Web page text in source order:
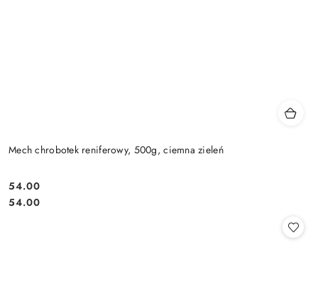
Mech chrobotek reniferowy, 500g, ciemna zieleń
Cena:
54.00
Cena:
54.00